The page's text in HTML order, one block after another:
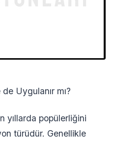
Uygulanır mı?
yıllarda popülerliğini
türüdür. Genellikle